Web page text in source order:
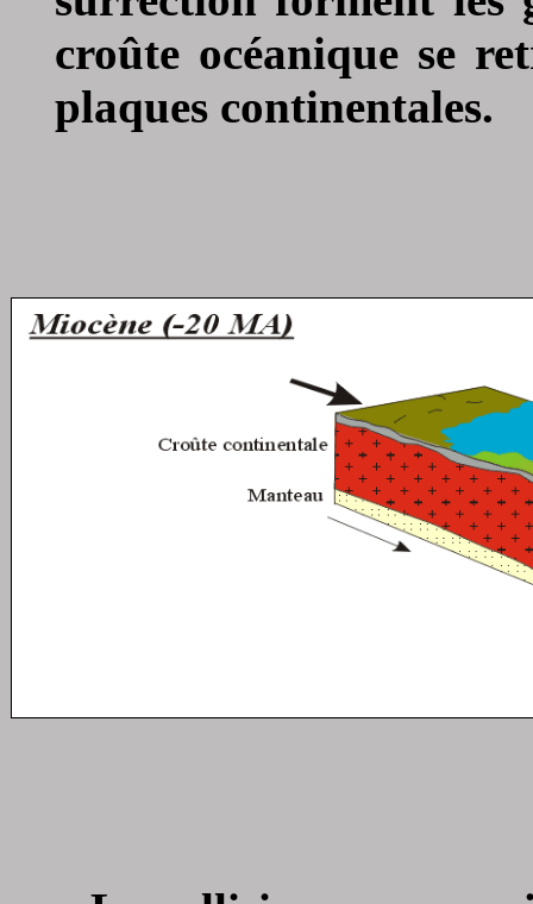
croûte océanique se
plaques continentales.